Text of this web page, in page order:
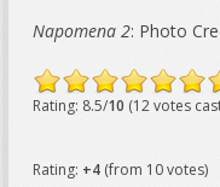
Napomena 2: Photo
Rating: 8.5/10 (12 votes
Rating: +4 (from 10 votes)